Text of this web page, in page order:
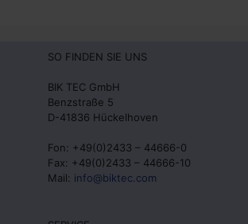
SO FINDEN SIE UNS
BIK TEC GmbH
Benzstraße 5
D-41836 Hückelhoven
Fon: +49(0)2433 – 44666-0
Fax: +49(0)2433 – 44666-10
Mail: info@biktec.com